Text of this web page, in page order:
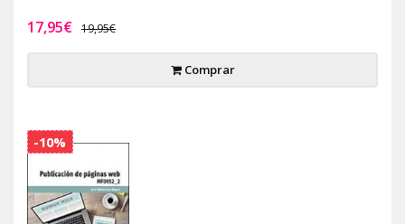
17,95€ 19,95€
Comprar
-10%